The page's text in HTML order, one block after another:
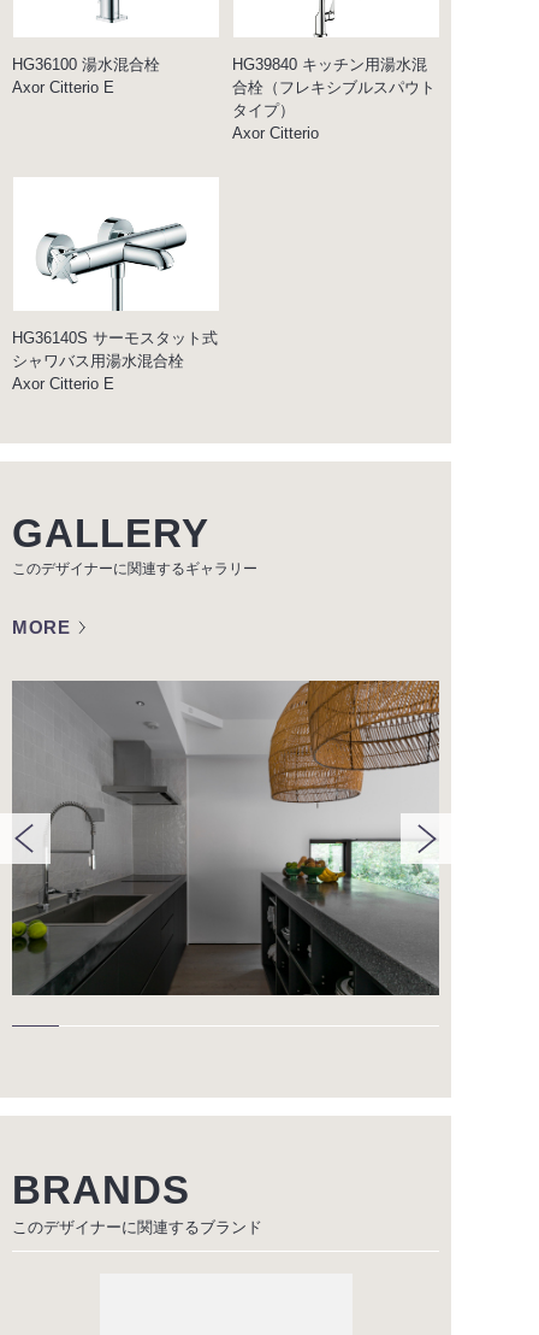
HG36100 湯水混合栓
Axor Citterio E
HG39840 キッチン用湯水混
合栓（フレキシブルスパウト
タイプ）
Axor Citterio
HG36140S サーモスタット式
シャワバス用湯水混合栓
Axor Citterio E
GALLERY
このデザイナーに関連するギャラリー
MORE
BRANDS
このデザイナーに関連するブランド